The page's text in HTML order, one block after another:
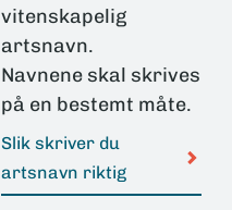
vitenskapelig
artsnavn.
Navnene skal skrives
på en bestemt måte.
Slik skriver du
artsnavn riktig